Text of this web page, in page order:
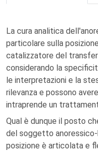
La cura analitica
particolare sulla
catalizzatore del
considerando la
le interpretazioni e la
rilevanza e possono
intraprende un
Qual è dunque il posto
del soggetto
posizione è articolata e